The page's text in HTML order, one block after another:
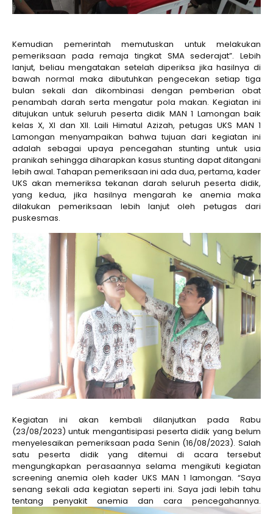
Kemudian pemerintah memutuskan untuk melakukan
pemeriksaan pada remaja tingkat SMA sederajat”. Lebih
lanjut, beliau mengatakan setelah diperiksa jika hasilnya di
bawah normal maka dibutuhkan pengecekan setiap tiga
bulan sekali dan dikombinasi dengan pemberian obat
penambah darah serta mengatur pola makan. Kegiatan ini
ditujukan untuk seluruh peserta didik MAN 1 Lamongan baik
kelas X, XI dan XII. Laili Himatul Azizah, petugas UKS MAN 1
Lamongan menyampaikan bahwa tujuan dari kegiatan ini
adalah sebagai upaya pencegahan stunting untuk usia
pranikah sehingga diharapkan kasus stunting dapat ditangani
lebih awal. Tahapan pemeriksaan ini ada dua, pertama, kader
UKS akan memeriksa tekanan darah seluruh peserta didik,
yang kedua, jika hasilnya mengarah ke anemia maka
dilakukan pemeriksaan lebih lanjut oleh petugas dari
puskesmas.
Kegiatan ini akan kembali dilanjutkan pada Rabu
(23/08/2023) untuk mengantisipasi peserta didik yang belum
menyelesaikan pemeriksaan pada Senin (16/08/2023). Salah
satu peserta didik yang ditemui di acara tersebut
mengungkapkan perasaannya selama mengikuti kegiatan
screening anemia oleh kader UKS MAN 1 lamongan. “Saya
senang sekali ada kegiatan seperti ini. Saya jadi lebih tahu
tentang penyakit anemia dan cara pencegahannya.